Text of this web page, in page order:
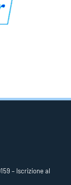
– Iscrizione al